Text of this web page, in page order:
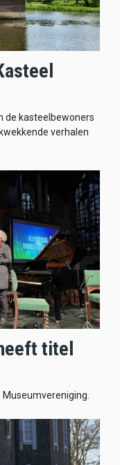
de kasteelbewoners
verhalen
titel